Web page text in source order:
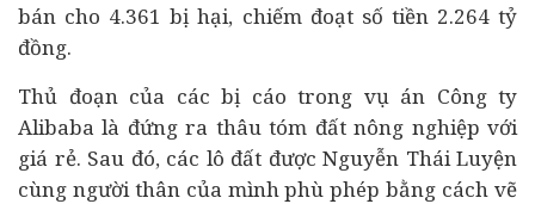
bán cho 4.361 bị hại, chiếm đoạt số tiền 2.264 tỷ
đồng.
Thủ đoạn của các bị cáo trong vụ án Công ty
Alibaba là đứng ra thâu tóm đất nông nghiệp với
giá rẻ. Sau đó, các lô đất được Nguyễn Thái Luyện
cùng người thân của mình phù phép bằng cách vẽ